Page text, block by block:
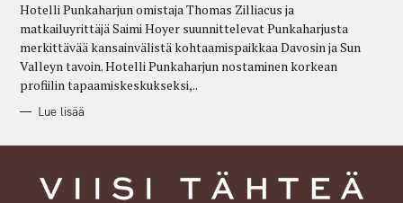
I
S
Hotelli Punkaharjun omistaja Thomas Zilliacus ja
matkailuyrittäjä Saimi Hoyer suunnittelevat Punkaharjusta
merkittävää kansainvälistä kohtaamispaikkaa Davosin ja Sun
Valleyn tavoin. Hotelli Punkaharjun nostaminen korkean
profiilin tapaamiskeskukseksi,..
Lue lisää